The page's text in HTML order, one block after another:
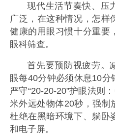
现代生活节奏快、压
广泛，在这种情况，怎样
健康的用眼习惯十分重要
眼科筛查。
首先要预防视疲劳。
眼每40分钟必须休息10
严守“20-20-20”护眼法则
米外远处物体20秒，强制
杜绝在黑暗环境下、躺卧
和电子屏。